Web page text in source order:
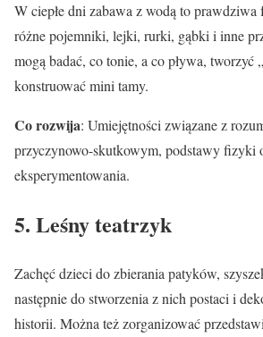
W ciepłe dni zabawa z wodą to prawdziwa
różne pojemniki, lejki, rurki, gąbki i inne
mogą badać, co tonie, a co pływa, tworzyć
konstruować mini tamy.
Co rozwija: Umiejętności związane z
przyczynowo-skutkowym, podstawy fizyki
eksperymentowania.
5. Leśny teatrzyk
Zachęć dzieci do zbierania patyków,
następnie do stworzenia z nich postaci i
historii. Można też zorganizować